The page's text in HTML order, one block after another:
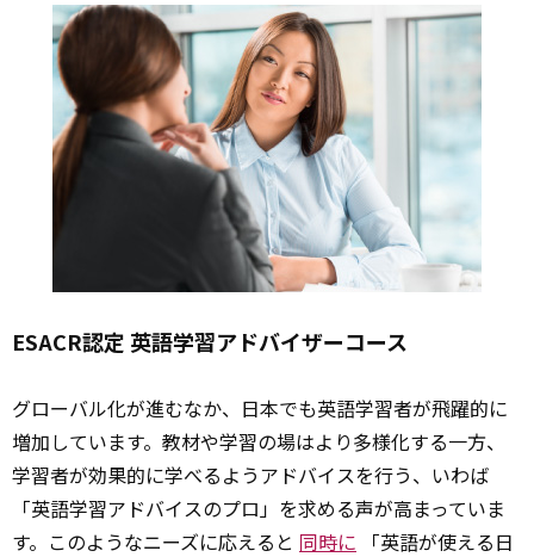
ESACR認定 英語学習アドバイザーコース
グローバル化が進むなか、日本でも英語学習者が飛躍的に
増加しています。教材や学習の場はより多様化する一方、
学習者が効果的に学べるようアドバイスを行う、いわば
「英語学習アドバイスのプロ」を求める声が高まっていま
す。このようなニーズに応えると 同時に 「英語が使える日